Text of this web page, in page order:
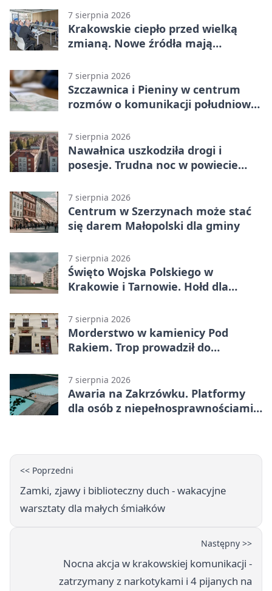
7 sierpnia 2026
Krakowskie ciepło przed wielką
zmianą. Nowe źródła mają
7 sierpnia 2026
Szczawnica i Pieniny w centrum
rozmów o komunikacji południowej
7 sierpnia 2026
Nawałnica uszkodziła drogi i
posesje. Trudna noc w powiecie
7 sierpnia 2026
Centrum w Szerzynach może stać
się darem Małopolski dla gminy
7 sierpnia 2026
Święto Wojska Polskiego w
Krakowie i Tarnowie. Hołd dla
7 sierpnia 2026
Morderstwo w kamienicy Pod
Rakiem. Trop prowadził do
7 sierpnia 2026
Awaria na Zakrzówku. Platformy
dla osób z niepełnosprawnościami
<< Poprzedni
Zamki, zjawy i biblioteczny duch - wakacyjne
warsztaty dla małych śmiałków
Następny >>
Nocna akcja w krakowskiej komunikacji -
zatrzymany z narkotykami i 4 pijanych na